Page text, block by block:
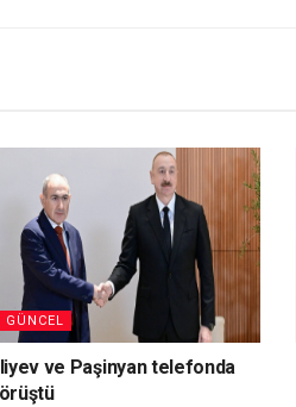
GÜNCEL
ve Paşinyan telefonda